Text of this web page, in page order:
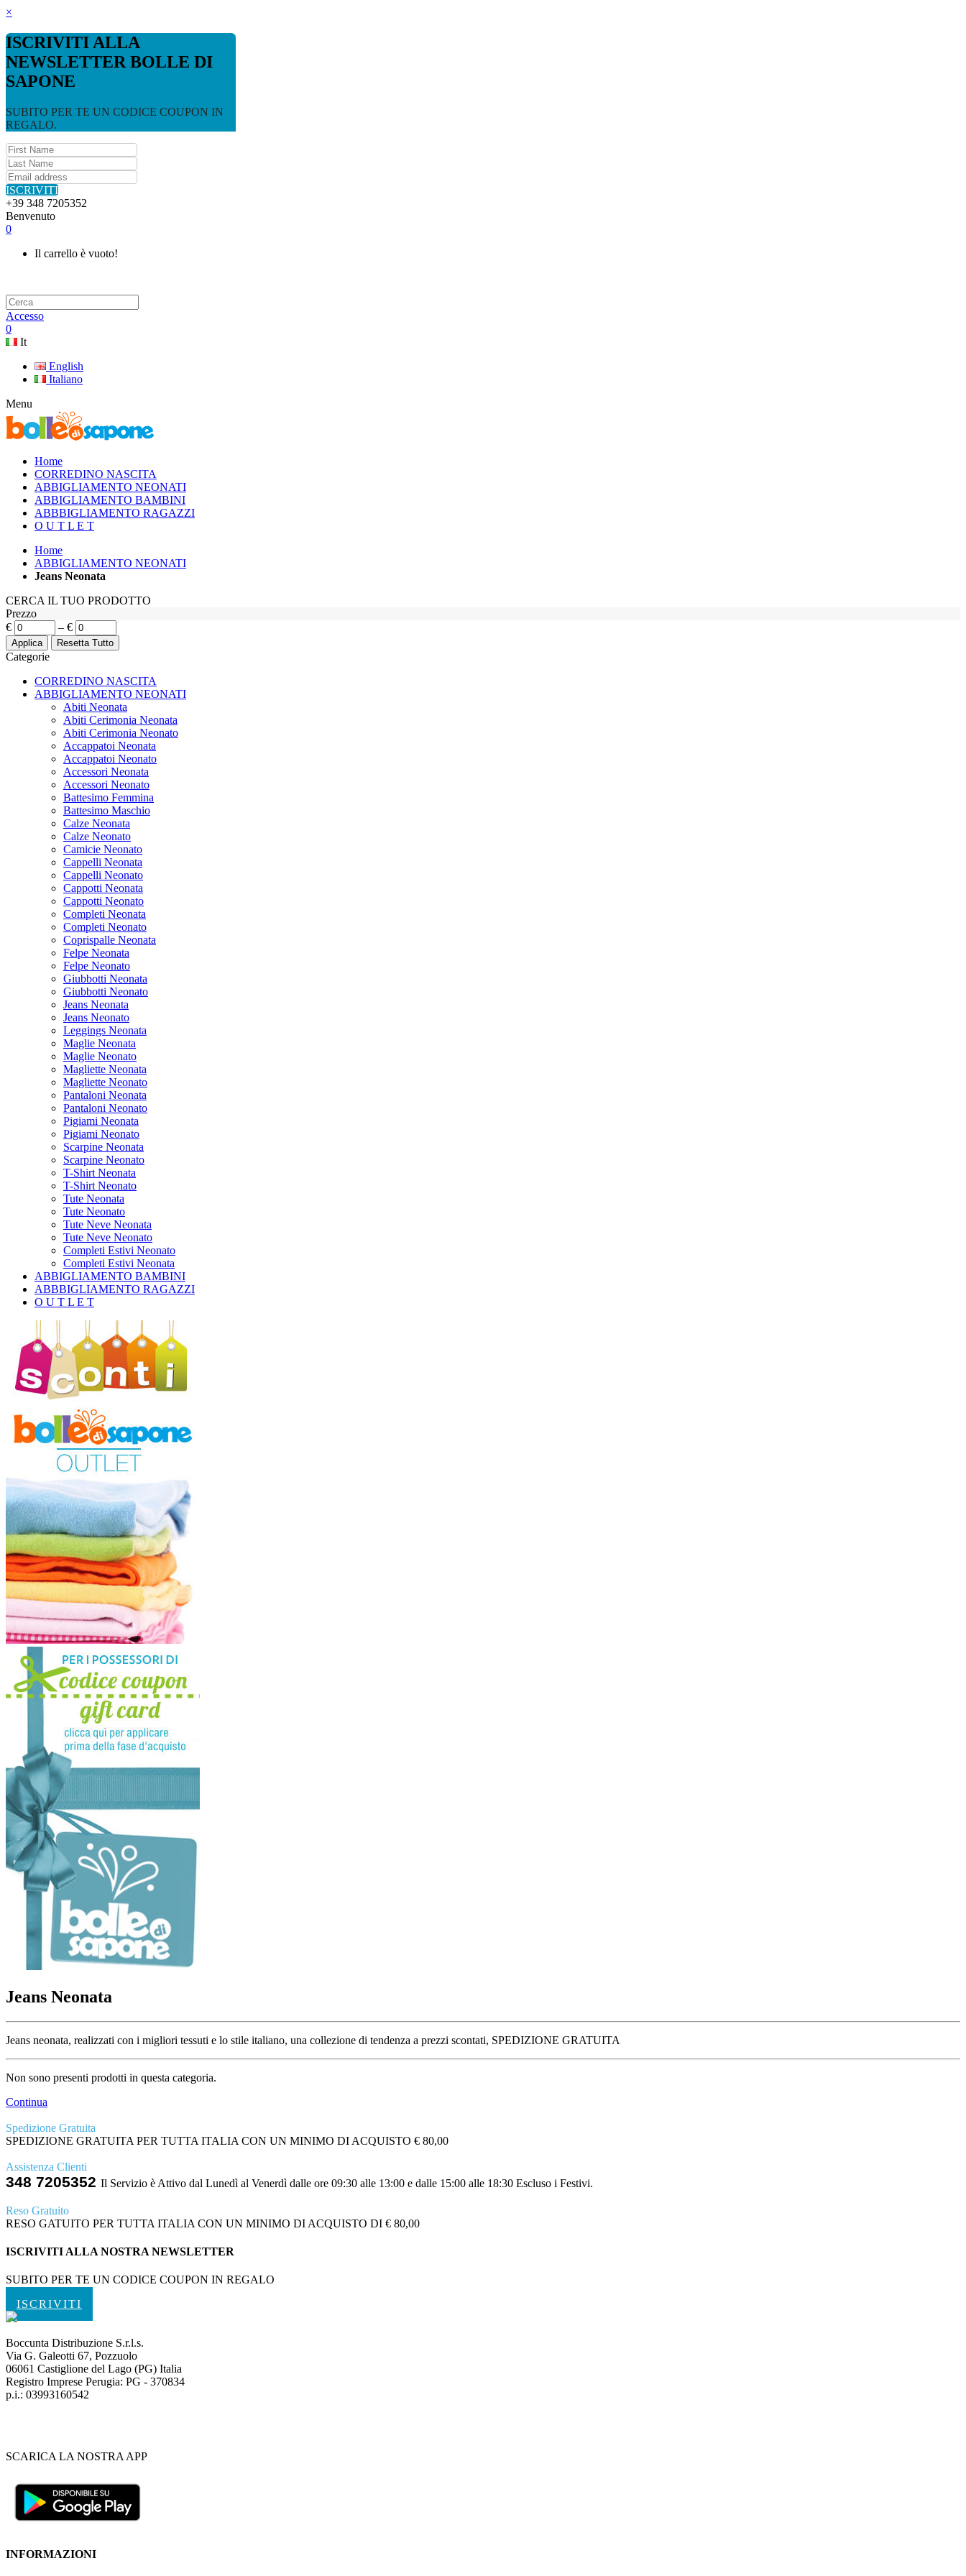
×
ISCRIVITI ALLA
NEWSLETTER BOLLE DI
SAPONE
SUBITO PER TE UN CODICE COUPON IN
REGALO.
ISCRIVITI
+39 348 7205352
Benvenuto
0
Il carrello è vuoto!
Accesso
0
It
English
Italiano
Menu
Home
CORREDINO NASCITA
ABBIGLIAMENTO NEONATI
ABBIGLIAMENTO BAMBINI
ABBBIGLIAMENTO RAGAZZI
O U T L E T
Home
ABBIGLIAMENTO NEONATI
Jeans Neonata
CERCA IL TUO PRODOTTO
Prezzo
€
– €
Categorie
CORREDINO NASCITA
ABBIGLIAMENTO NEONATI
Abiti Neonata
Abiti Cerimonia Neonata
Abiti Cerimonia Neonato
Accappatoi Neonata
Accappatoi Neonato
Accessori Neonata
Accessori Neonato
Battesimo Femmina
Battesimo Maschio
Calze Neonata
Calze Neonato
Camicie Neonato
Cappelli Neonata
Cappelli Neonato
Cappotti Neonata
Cappotti Neonato
Completi Neonata
Completi Neonato
Coprispalle Neonata
Felpe Neonata
Felpe Neonato
Giubbotti Neonata
Giubbotti Neonato
Jeans Neonata
Jeans Neonato
Leggings Neonata
Maglie Neonata
Maglie Neonato
Magliette Neonata
Magliette Neonato
Pantaloni Neonata
Pantaloni Neonato
Pigiami Neonata
Pigiami Neonato
Scarpine Neonata
Scarpine Neonato
T-Shirt Neonata
T-Shirt Neonato
Tute Neonata
Tute Neonato
Tute Neve Neonata
Tute Neve Neonato
Completi Estivi Neonato
Completi Estivi Neonata
ABBIGLIAMENTO BAMBINI
ABBBIGLIAMENTO RAGAZZI
O U T L E T
Jeans Neonata
Jeans neonata, realizzati con i migliori tessuti e lo stile italiano, una collezione di tendenza a prezzi scontati, SPEDIZIONE GRATUITA
Non sono presenti prodotti in questa categoria.
Continua
Spedizione Gratuita
SPEDIZIONE GRATUITA PER TUTTA ITALIA CON UN MINIMO DI ACQUISTO € 80,00
Assistenza Clienti
348 7205352 Il Servizio è Attivo dal Lunedì al Venerdì dalle ore 09:30 alle 13:00 e dalle 15:00 alle 18:30 Escluso i Festivi.
Reso Gratuito
RESO GATUITO PER TUTTA ITALIA CON UN MINIMO DI ACQUISTO DI € 80,00
ISCRIVITI ALLA NOSTRA NEWSLETTER
SUBITO PER TE UN CODICE COUPON IN REGALO
ISCRIVITI
Boccunta Distribuzione S.r.l.s.
Via G. Galeotti 67, Pozzuolo
06061 Castiglione del Lago (PG) Italia
Registro Imprese Perugia: PG - 370834
p.i.: 03993160542
SCARICA LA NOSTRA APP
INFORMAZIONI